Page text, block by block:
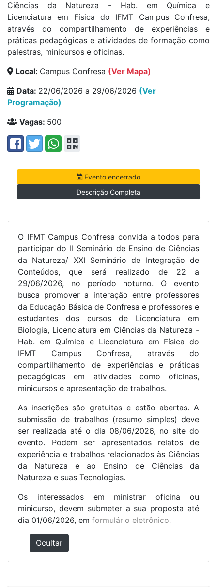
Ciências da Natureza - Hab. em Química e
Licenciatura em Física do IFMT Campus Confresa,
através do compartilhamento de experiências e
práticas pedagógicas e atividades de formação como
palestras, minicursos e oficinas.
Local: Campus Confresa (Ver Mapa)
Data: 22/06/2026 a 29/06/2026 (Ver
Programação)
Vagas: 500
Evento encerrado
Descrição Completa
O IFMT Campus Confresa convida a todos para
participar do II Seminário de Ensino de Ciências
da Natureza/ XXI Seminário de Integração de
Conteúdos, que será realizado de 22 a
29/06/2026, no período noturno. O evento
busca promover a interação entre professores
da Educação Básica de Confresa e professores e
estudantes dos cursos de Licenciatura em
Biologia, Licenciatura em Ciências da Natureza -
Hab. em Química e Licenciatura em Física do
IFMT Campus Confresa, através do
compartilhamento de experiências e práticas
pedagógicas em atividades como oficinas,
minicursos e apresentação de trabalhos.
As inscrições são gratuitas e estão abertas. A
submissão de trabalhos (resumo simples) deve
ser realizada até o dia 08/06/2026, no site do
evento. Podem ser apresentados relatos de
experiência e trabalhos relacionados às Ciências
da Natureza e ao Ensino de Ciências da
Natureza e suas Tecnologias.
Os interessados em ministrar oficina ou
minicurso, devem submeter a sua proposta até
dia 01/06/2026, em formulário eletrônico.
Ocultar